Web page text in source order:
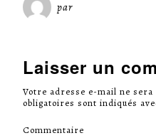
par
Laisser un
Votre adresse e-mail ne sera
obligatoires sont indiqués
Commentaire